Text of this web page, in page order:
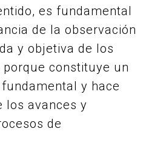
es fundamental
de la observación
y objetiva de los
constituye un
y hace
los avances y
de